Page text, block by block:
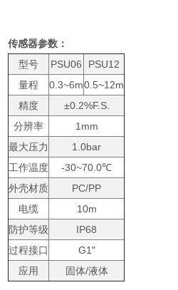
传感器参数：
型号
PSU06
PSU12
量程
0.3~6m0.5~12m
精度
±0.2%F.S.
分辨率
1mm
最大压力
1.0bar
工作温度
-30~70.0℃
外壳材质
PC/PP
电缆
10m
防护等级
IP68
过程接口
G1"
应用
固体/液体